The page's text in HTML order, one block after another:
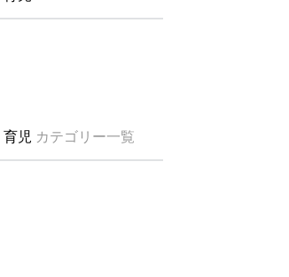
児 カテゴリー一覧